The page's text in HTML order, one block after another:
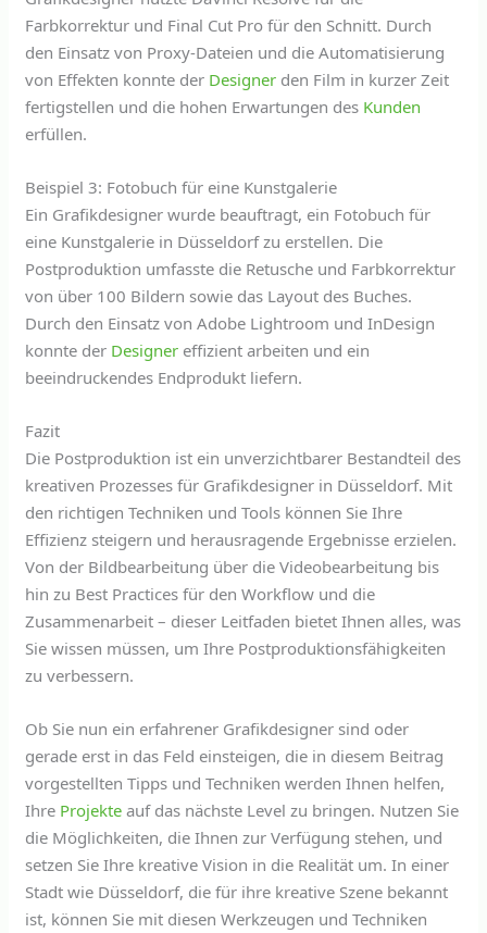
Farbkorrektur und Final Cut Pro für den Schnitt. Durch
den Einsatz von Proxy-Dateien und die Automatisierung
von Effekten konnte der Designer den Film in kurzer Zeit
fertigstellen und die hohen Erwartungen des Kunden
erfüllen.
Beispiel 3: Fotobuch für eine Kunstgalerie
Ein Grafikdesigner wurde beauftragt, ein Fotobuch für
eine Kunstgalerie in Düsseldorf zu erstellen. Die
Postproduktion umfasste die Retusche und Farbkorrektur
von über 100 Bildern sowie das Layout des Buches.
Durch den Einsatz von Adobe Lightroom und InDesign
konnte der Designer effizient arbeiten und ein
beeindruckendes Endprodukt liefern.
Fazit
Die Postproduktion ist ein unverzichtbarer Bestandteil des
kreativen Prozesses für Grafikdesigner in Düsseldorf. Mit
den richtigen Techniken und Tools können Sie Ihre
Effizienz steigern und herausragende Ergebnisse erzielen.
Von der Bildbearbeitung über die Videobearbeitung bis
hin zu Best Practices für den Workflow und die
Zusammenarbeit – dieser Leitfaden bietet Ihnen alles, was
Sie wissen müssen, um Ihre Postproduktionsfähigkeiten
zu verbessern.
Ob Sie nun ein erfahrener Grafikdesigner sind oder
gerade erst in das Feld einsteigen, die in diesem Beitrag
vorgestellten Tipps und Techniken werden Ihnen helfen,
Ihre Projekte auf das nächste Level zu bringen. Nutzen Sie
die Möglichkeiten, die Ihnen zur Verfügung stehen, und
setzen Sie Ihre kreative Vision in die Realität um. In einer
Stadt wie Düsseldorf, die für ihre kreative Szene bekannt
ist, können Sie mit diesen Werkzeugen und Techniken